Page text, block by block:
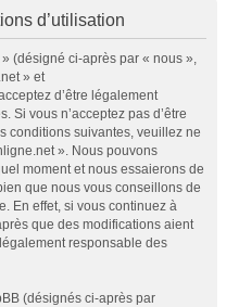
d’utilisation
(désigné ci-après par « nous »,
» et
d’être légalement
Si vous n’acceptez pas d’être
conditions suivantes, veuillez ne
». Nous pouvons
moment et nous essaierons de
que nous vous conseillons de
En effet, si vous continuez à
que des modifications aient
responsable des
(désignés ci-après par